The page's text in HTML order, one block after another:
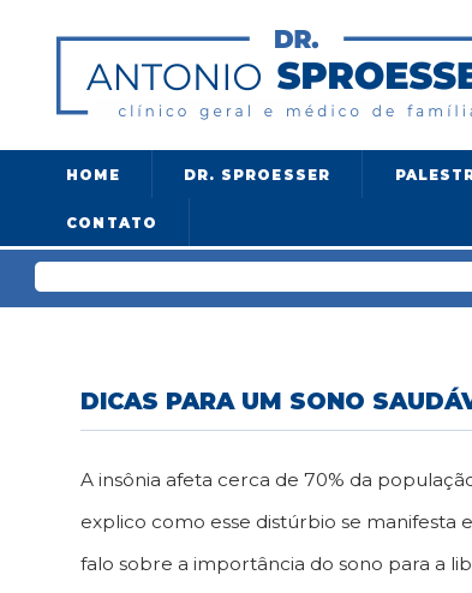
HOME DR. SPROESSER
CONTATO
DICAS PARA UM SONO
A insônia afeta cerca de 70% da
explico como esse distúrbio se manifesta
falo sobre a importância do sono para a